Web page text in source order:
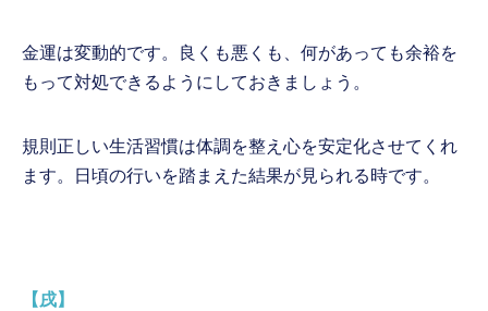
金運は変動的です。良くも悪くも、何があっても余裕を
もって対処できるようにしておきましょう。
規則正しい生活習慣は体調を整え心を安定化させてくれ
ます。日頃の行いを踏まえた結果が見られる時です。
【戌】